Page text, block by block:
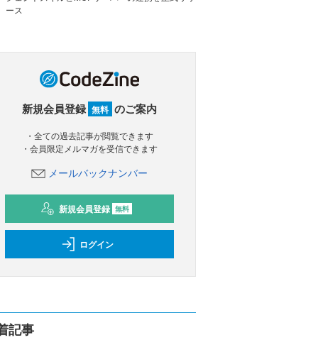
ース
新規会員登録 無料 のご案内
・全ての過去記事が閲覧できます
・会員限定メルマガを受信できます
メールバックナンバー
新規会員登録 無料
ログイン
記事